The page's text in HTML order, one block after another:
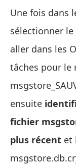
Une fois dans
sélectionner
aller dans les
tâches pour le
ensuite
fichier
plus récent et